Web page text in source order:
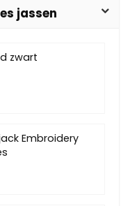
jassen
zwart
Embroidery